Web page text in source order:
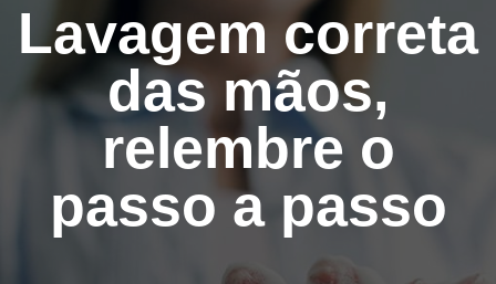
Lavagem correta
das mãos,
relembre o
passo a passo